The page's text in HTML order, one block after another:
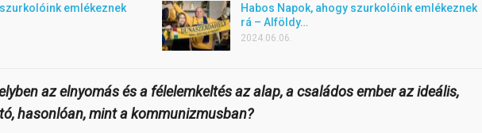
emlékeznek
Habos Napok, ahogy szurkolóink emlékeznek
rá – Alföldy…
2024.06.06.
az elnyomás és a félelemkeltés az alap, a családos ember az ideális,
hasonlóan, mint a kommunizmusban?